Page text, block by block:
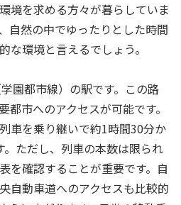
境を求める方々が暮らしていま
自然の中でゆったりとした時間
な環境と言えるでしょう。
園都市線）の駅です。この路
都市へのアクセスが可能です。
車を乗り継いで約1時間30分か
ただし、列車の本数は限られ
を確認することが重要です。自
自動車道へのアクセスも比較的